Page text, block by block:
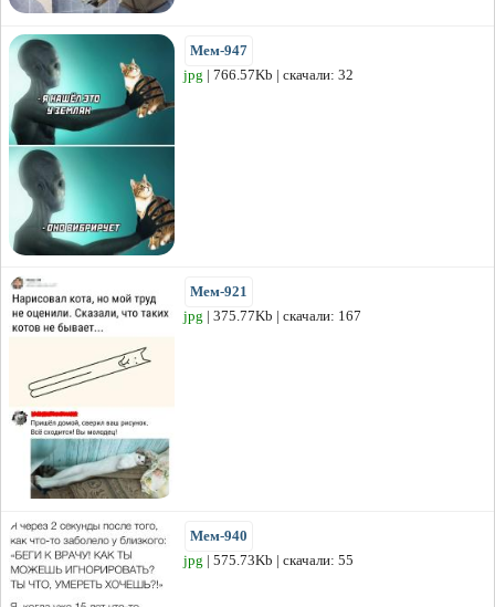
Мем-947
jpg | 766.57Kb | скачали: 32
Мем-921
jpg | 375.77Kb | скачали: 167
Мем-940
jpg | 575.73Kb | скачали: 55